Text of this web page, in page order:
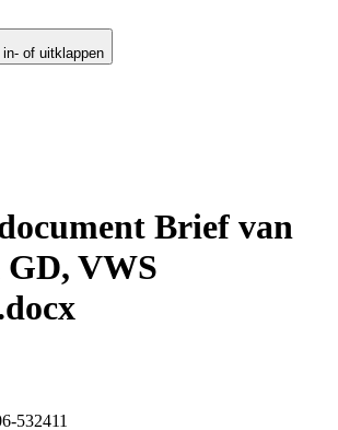
in- of uitklappen
19
Brief van
VWS
532411